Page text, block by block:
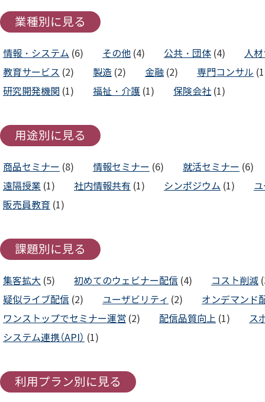
業種別に見る
情報・システム (6) その他(4) 公共・団体(4)
人
教育サービス (2) 製造(2) 金融 (2) 専門コンサル
研究開発機関 (1) 福祉・介護 (1) 保険会社(1)
用途別に見る
商品セミナー (8) 情報セミナー (6) 就活セミナー (6)
遠隔授業 (1) 社内情報共有 (1) シンポジウム (1)
販売員教育 (1)
課題別に見る
集客拡大 (5) 初めてのウェビナー配信(4) コスト削減
疑似ライブ配信 (2) ユーザビリティ (2)
オンデマンド
ワンストップでセミナー運営 (2) 配信品質向上 (1)
ス
システム連携（API） (1)
利用プラン別に見る